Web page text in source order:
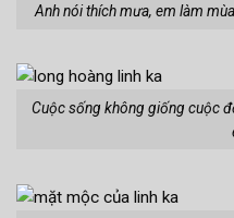
Anh nói thích mưa, em làm
Cuộc sống không giống cuộc